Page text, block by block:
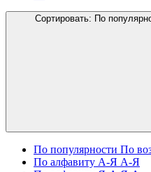
Сортировать: По
По популярности По
По алфавиту А-Я А-Я